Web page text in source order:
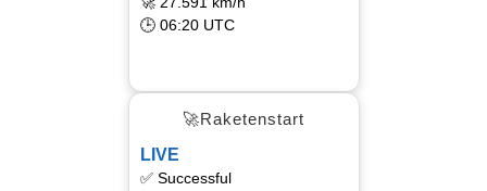
🕒 06:20 UTC
🚀Raketenstart
LIVE
✅ Successful